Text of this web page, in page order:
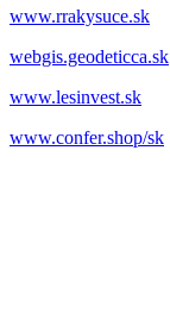
www.rrakysuce.sk
webgis.geodeticca.sk
www.lesinvest.sk
www.confer.shop/sk